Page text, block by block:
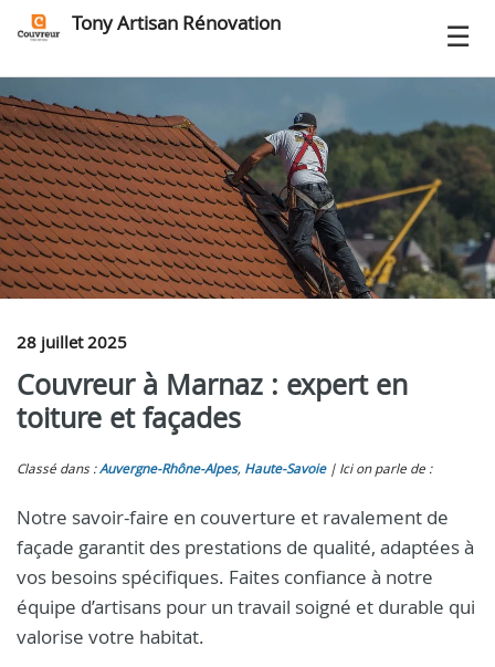
Tony Artisan Rénovation
28 juillet 2025
Couvreur à Marnaz : expert en
toiture et façades
Classé dans :Auvergne-Rhône-Alpes, Haute-Savoie Ici on parle de :
Notre savoir-faire en couverture et ravalement de
façade garantit des prestations de qualité, adaptées à
vos besoins spécifiques. Faites confiance à notre
équipe d’artisans pour un travail soigné et durable qui
valorise votre habitat.